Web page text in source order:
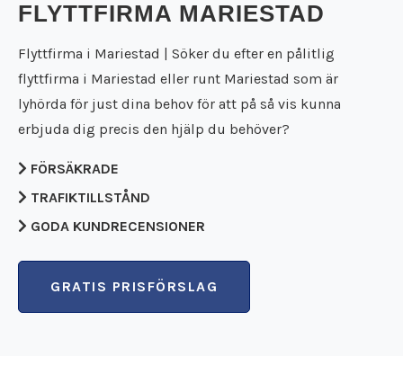
Flyttfirma Falun
Flyttfirma Flen
Flyttfirma Forshaga
Flyttfirma Gnesta
Flyttfirma Götene
Flyttfirma Grums
Flyttfirma Gullspång
Flyttfirma Hallstahammar
Flyttfirma Hammarö
Städfirma Falköping
Städfirma Falun
Städfirma Filipstad
Städfirma Gnesta
Städfirma Götene
Städfirma Gullspång
Städfirma Hällefors
Städfirma Hammarö
Städfirma Hjo
FLYTTFIRMA MARIESTAD
Flyttfirma i Mariestad | Söker du efter en pålitlig
flyttfirma i Mariestad eller runt Mariestad som är
lyhörda för just dina behov för att på så vis kunna
erbjuda dig precis den hjälp du behöver?
FÖRSÄKRADE
TRAFIKTILLSTÅND
GODA KUNDRECENSIONER
GRATIS PRISFÖRSLAG